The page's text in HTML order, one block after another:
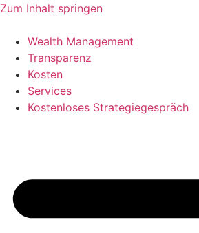
Zum Inhalt springen
Wealth Management
Transparenz
Kosten
Services
Kostenloses Strategiegespräch